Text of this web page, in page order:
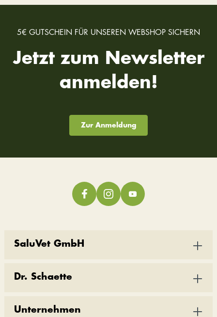
5€ GUTSCHEIN FÜR UNSEREN WEBSHOP SICHERN
Jetzt zum Newsletter
anmelden!
Zur Anmeldung
SaluVet GmbH
Dr. Schaette
Unternehmen